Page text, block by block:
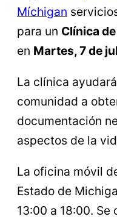
Míchigan
para un Clínica
en Martes, 7 de
La clínica
comunidad a
documentación
aspectos de la
La oficina móvil
Estado de
13:00 a 18:00.